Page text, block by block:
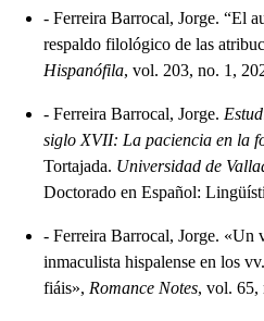
- Ferreira Barrocal, Jorge. “El
respaldo filológico de las
Hispanófila, vol. 203, no. 1,
- Ferreira Barrocal, Jorge.
siglo XVII: La paciencia en la
Tortajada. Universidad de
Doctorado en Español:
- Ferreira Barrocal, Jorge.
inmaculista hispalense en los
fiáis», Romance Notes, vol. 65,